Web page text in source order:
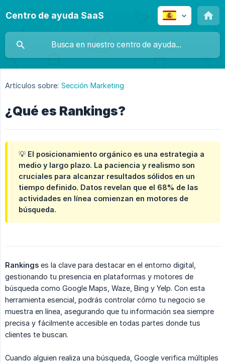
Centro de ayuda SaaS
Artículos sobre: Sección Marketing
¿Qué es Rankings?
💡 El posicionamiento orgánico es una estrategia a
medio y largo plazo. La paciencia y realismo son
cruciales para alcanzar resultados sólidos en un
tiempo definido. Datos revelan que el 68% de las
actividades en línea comienzan en motores de
búsqueda.
Rankings es la clave para destacar en el entorno digital,
gestionando tu presencia en plataformas y motores de
búsqueda como Google Maps, Waze, Bing y Yelp. Con esta
herramienta esencial, podrás controlar cómo tu negocio se
muestra en línea, asegurando que tu información sea siempre
precisa y fácilmente accesible en todas partes donde tus
clientes te buscan.
Cuando alguien realiza una búsqueda, Google verifica múltiples